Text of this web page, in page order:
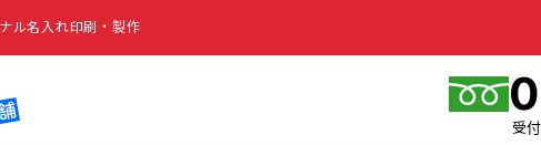
ル名入れ印刷・製作
受